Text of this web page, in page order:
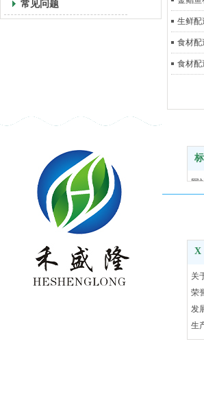
常见问题
生鲜配
食材配
食材配
网
合
联
X
关
荣
发
生